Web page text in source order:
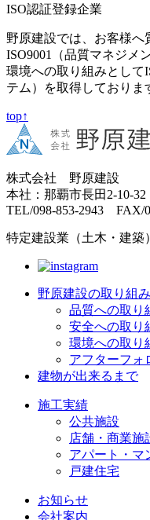
ISO認証登録企業
野原建設では、お客様へ
ISO9001（品質マネジメ
環境への取り組みとして
テム）を取得しておりま
top↑
株式会社 野原建設
本社：那覇市長田2-10-32
TEL/098-853-2943 FAX/
特定建設業（土木・建築
野原建設の取り組み
品質への取り
安全への取り
環境への取り
アフターフォ
建物が出来るまで
施工実績
公共施設
店舗・商業施
アパート・マ
戸建住宅
お知らせ
会社案内